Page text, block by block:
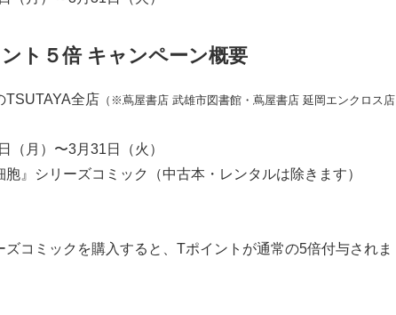
ト５倍 キャンペーン概要
TSUTAYA全店 （※蔦屋書店 武雄市図書館・蔦屋書店 延岡エンクロス店
（月）〜3月31日（火）
』シリーズコミック（中古本・レンタルは除きます）
ズコミックを購入すると、Tポイントが通常の5倍付与されま